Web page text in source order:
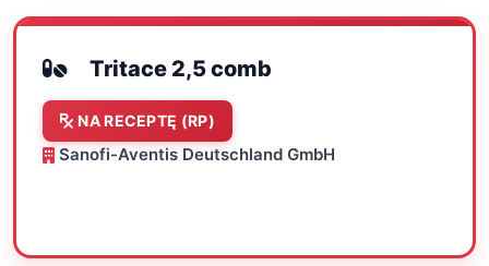
Tritace 2,5 comb
NA RECEPTĘ (RP)
Sanofi-Aventis Deutschland GmbH